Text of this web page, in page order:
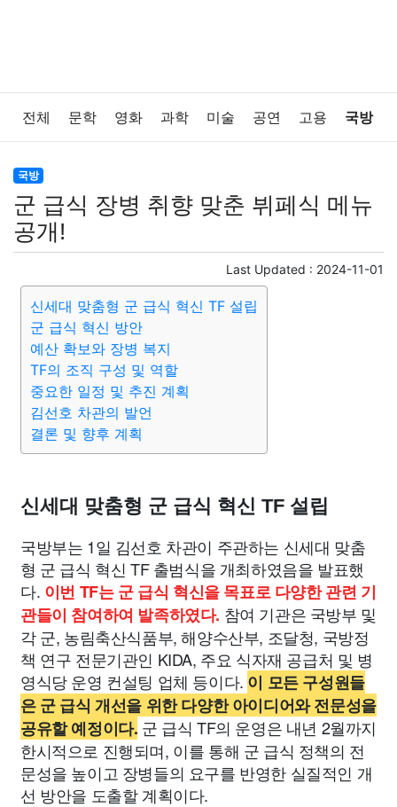
전체 문학 영화 과학 미술 공연 고용 국방
법률
보건 질병 가요 방송 일상 주식 암호화폐
반려동물 패션 미용
증권 인테리어 요리 상품리뷰
게임 스포츠 사진 대출
맛집 IT 컴퓨터
의료 의학 경제 마케팅 부동산
교통 생활 기타
국방
군 급식 장병 취향 맞춘 뷔페식 메뉴
공개!
Last Updated : 2024-11-01
신세대 맞춤형 군 급식 혁신 TF 설립
군 급식 혁신 방안
예산 확보와 장병 복지
TF의 조직 구성 및 역할
중요한 일정 및 추진 계획
김선호 차관의 발언
결론 및 향후 계획
신세대 맞춤형 군 급식 혁신 TF 설립
국방부는 1일 김선호 차관이 주관하는 신세대 맞춤
형 군 급식 혁신 TF 출범식을 개최하였음을 발표했
다. 이번 TF는 군 급식 혁신을 목표로 다양한 관련 기
관들이 참여하여 발족하였다. 참여 기관은 국방부 및
각 군, 농림축산식품부, 해양수산부, 조달청, 국방정
책 연구 전문기관인 KIDA, 주요 식자재 공급처 및 병
영식당 운영 컨설팅 업체 등이다. 이 모든 구성원들
은 군 급식 개선을 위한 다양한 아이디어와 전문성을
공유할 예정이다. 군 급식 TF의 운영은 내년 2월까지
한시적으로 진행되며, 이를 통해 군 급식 정책의 전
문성을 높이고 장병들의 요구를 반영한 실질적인 개
선 방안을 도출할 계획이다.